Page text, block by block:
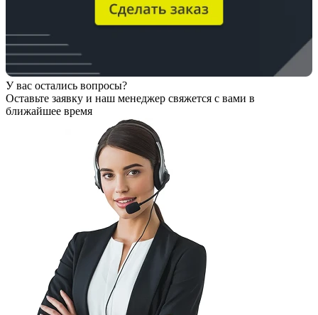
У вас остались вопросы?
Оставьте заявку и наш менеджер свяжется с вами в
ближайшее время